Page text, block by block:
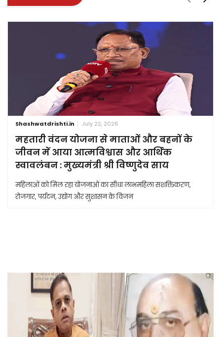
Shashwatdrishti.in July 22, 2026
महतारी वंदन योजना से माताओं और बहनों के
जीवन में आया आत्मविश्वास और आर्थिक
स्वावलंबन : मुख्यमंत्री श्री विष्णुदेव साय
महिलाओं को मिल रहा योजनाओं का सीधा लाभमहिला सशक्तिकरण,
रोजगार, पर्यटन, उद्योग और सुशासन के विजन